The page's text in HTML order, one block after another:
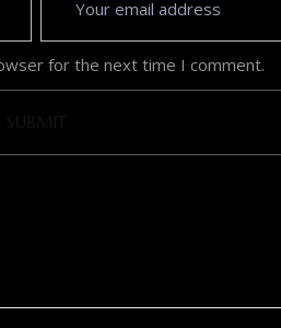
for the next time I comment.